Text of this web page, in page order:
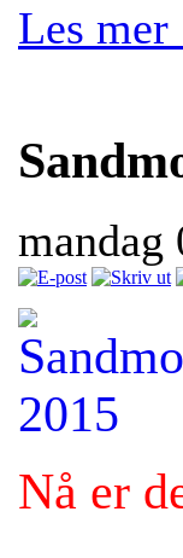
Les
mandag
Nå er